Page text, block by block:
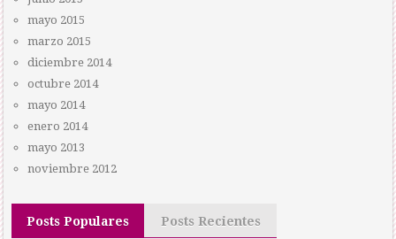
mayo 2015
marzo 2015
diciembre 2014
octubre 2014
mayo 2014
enero 2014
mayo 2013
noviembre 2012
Posts Populares Posts Recientes